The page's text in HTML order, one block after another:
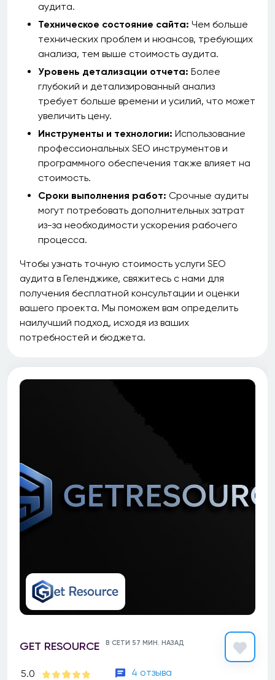
аудита.
Техническое состояние сайта: Чем больше
технических проблем и нюансов, требующих
анализа, тем выше стоимость аудита.
Уровень детализации отчета: Более
глубокий и детализированный анализ
требует больше времени и усилий, что может
увеличить цену.
Инструменты и технологии: Использование
профессиональных SEO инструментов и
программного обеспечения также влияет на
стоимость.
Сроки выполнения работ: Срочные аудиты
могут потребовать дополнительных затрат
из-за необходимости ускорения рабочего
процесса.
Чтобы узнать точную стоимость услуги SEO
аудита в Геленджике, свяжитесь с нами для
получения бесплатной консультации и оценки
вашего проекта. Мы поможем вам определить
наилучший подход, исходя из ваших
потребностей и бюджета.
GET RESOURCE В СЕТИ 57 МИН. НАЗАД
5.0 4 отзыва